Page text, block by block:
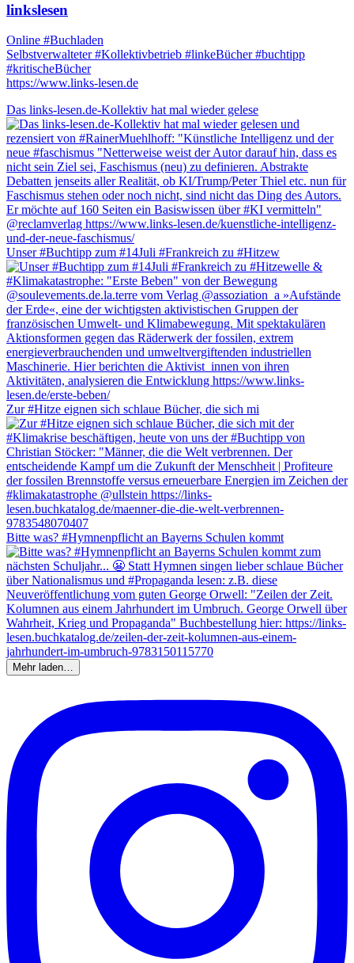
linkslesen
Online #Buchladen
Selbstverwalteter #Kollektivbetrieb #linkeBücher #buchtipp
#kritischeBücher
https://www.links-lesen.de
Das links-lesen.de-Kollektiv hat mal wieder gelese
Unser #Buchtipp zum #14Juli #Frankreich zu #Hitzew
Zur #Hitze eignen sich schlaue Bücher, die sich mi
Bitte was? #Hymnenpflicht an Bayerns Schulen kommt
Mehr laden…